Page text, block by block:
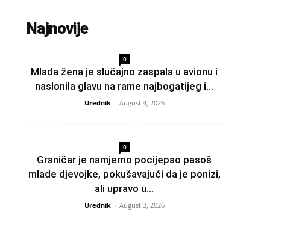
Najnovije
0
Mlada žena je slučajno zaspala u avionu i
naslonila glavu na rame najbogatijeg i...
Urednik - August 4, 2026
0
Graničar je namjerno pocijepao pasoš
mlade djevojke, pokušavajući da je ponizi,
ali upravo u...
Urednik - August 3, 2026